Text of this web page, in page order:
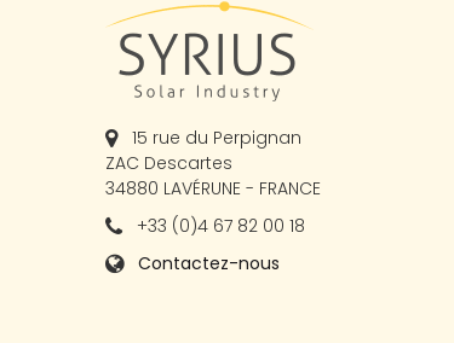
15 rue du Perpignan
ZAC Descartes
34880 LAVÉRUNE - FRANCE
+33 (0)4 67 82 00 18
Contactez-nous